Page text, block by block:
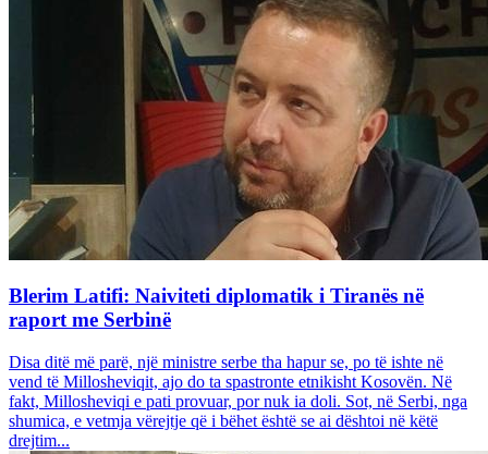
Blerim Latifi: Naiviteti diplomatik i Tiranës në
raport me Serbinë
Disa ditë më parë, një ministre serbe tha hapur se, po të ishte në
vend të Millosheviqit, ajo do ta spastronte etnikisht Kosovën. Në
fakt, Millosheviqi e pati provuar, por nuk ia doli. Sot, në Serbi, nga
shumica, e vetmja vërejtje që i bëhet është se ai dështoi në këtë
drejtim...